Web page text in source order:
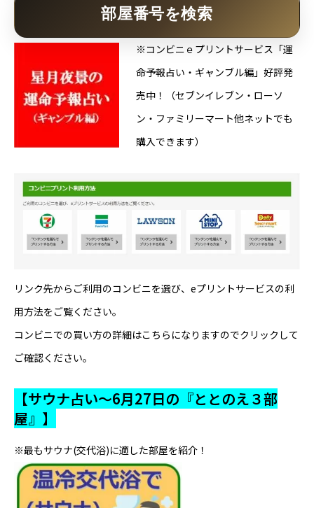
部屋番号を検索
※コンビニｅプリントサービス「運
命予報占い・ギャンブル編」好評発
売中！（セブンイレブン・ローソ
ン・ファミリーマート他ネットでも
購入できます）
リンク先からご利用のコンビニを選び、eプリントサービスの利
用方法をご覧ください。
コンビニでの買い方の詳細はこちらになりますのでクリックして
ご確認ください。
【サウナ占い～6月27日の『ととのえ３部
屋』】
※最もサウナ(交代浴)に適した部屋を紹介！